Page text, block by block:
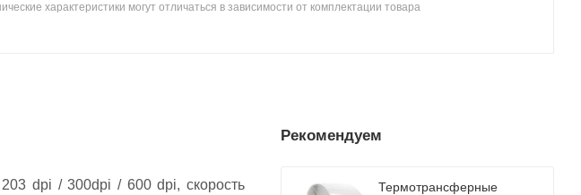
характеристики могут отличаться в зависимости от комплектации товара
dpi / 300dpi / 600 dpi, скорость
Рекомендуем
Термотрансферные